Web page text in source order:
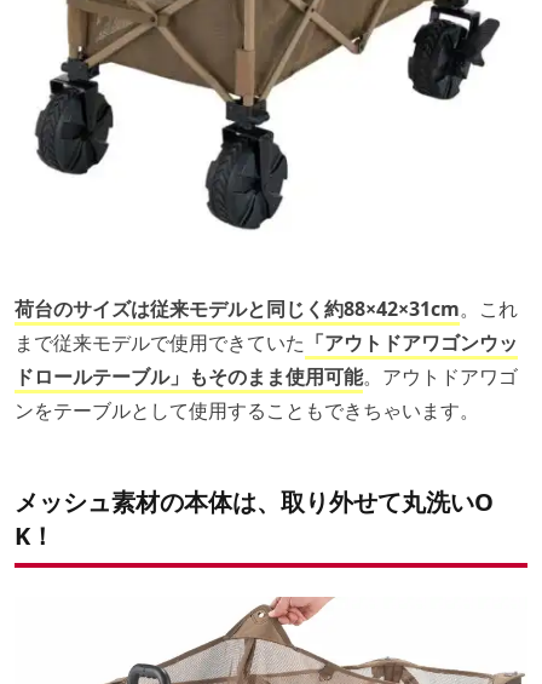
荷台のサイズは従来モデルと同じく約88×42×31cm。これ
まで従来モデルで使用できていた 「アウトドアワゴンウッ
ドロールテーブル」もそのまま使用可能。アウトドアワゴ
ンをテーブルとして使用することもできちゃいます。
メッシュ素材の本体は、取り外せて丸洗いO
K！